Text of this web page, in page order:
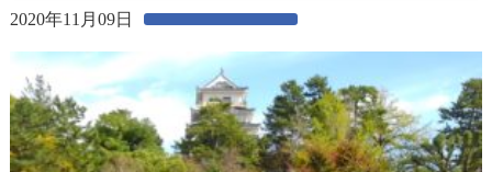
2020年11月09日